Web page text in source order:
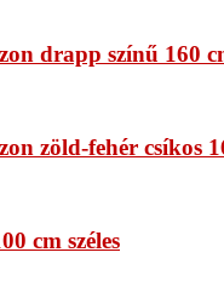
drapp színű 160
zöld-fehér csíkos
cm széles